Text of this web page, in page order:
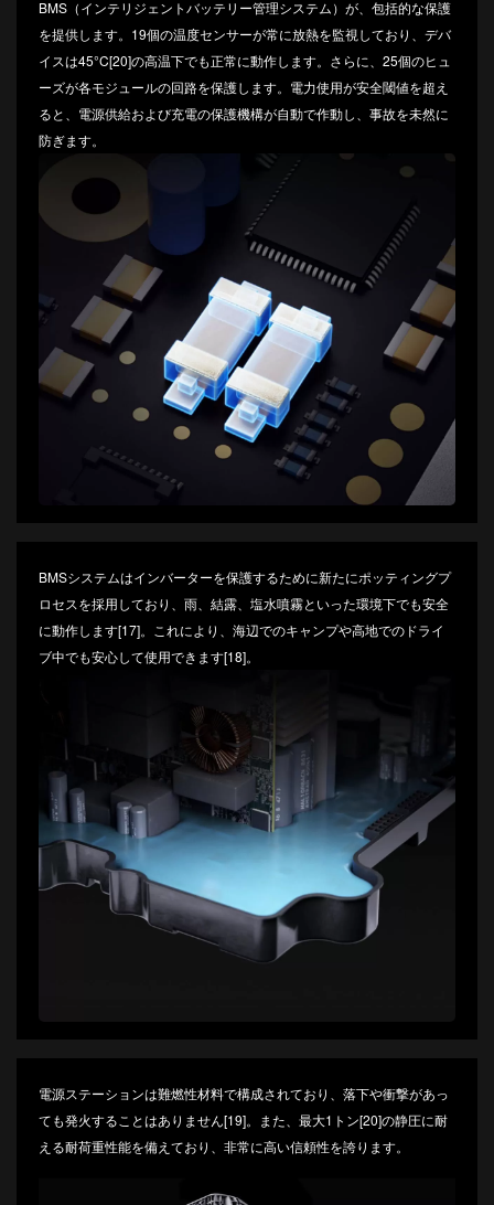
BMS（インテリジェントバッテリー管理システム）が、包括的な保護
を提供します。19個の温度センサーが常に放熱を監視しており、デバ
イスは45°C[20]の高温下でも正常に動作します。さらに、25個のヒュ
ーズが各モジュールの回路を保護します。電力使用が安全閾値を超え
ると、電源供給および充電の保護機構が自動で作動し、事故を未然に
防ぎます。
BMSシステムはインバーターを保護するために新たにポッティングプ
ロセスを採用しており、雨、結露、塩水噴霧といった環境下でも安全
に動作します[17]。これにより、海辺でのキャンプや高地でのドライ
ブ中でも安心して使用できます[18]。
電源ステーションは難燃性材料で構成されており、落下や衝撃があっ
ても発火することはありません[19]。また、最大1トン[20]の静圧に耐
える耐荷重性能を備えており、非常に高い信頼性を誇ります。